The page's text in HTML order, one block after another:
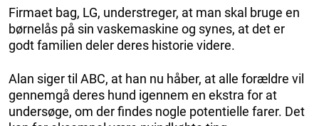
Firmaet bag, LG, understreger, at man skal bruge en
børnelås på sin vaskemaskine og synes, at det er
godt familien deler deres historie videre.
Alan siger til ABC, at han nu håber, at alle forældre vil
gennemgå deres hund igennem en ekstra for at
undersøge, om der findes nogle potentielle farer. Det